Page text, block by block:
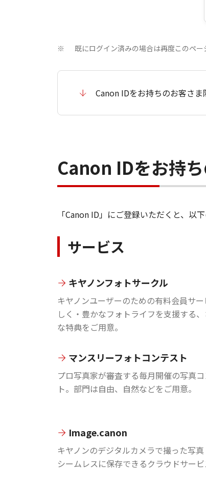
※ 既にログイン済みの場合は再度このペー
Canon IDをお持ちのお客さ
Canon IDをお持
「Canon ID」にご登録いただくと、以
サービス
キヤノンフォトサークル
キヤノンユーザーのための有料会員サ
しく・豊かなフォトライフを支援する
な特典をご用意。
マンスリーフォトコンテスト
プロ写真家が審査する毎月開催の写真
ト。部門は自由、自然などをご用意。
Image.canon
キヤノンのデジタルカメラで撮った写
シームレスに保存できるクラウドサービ